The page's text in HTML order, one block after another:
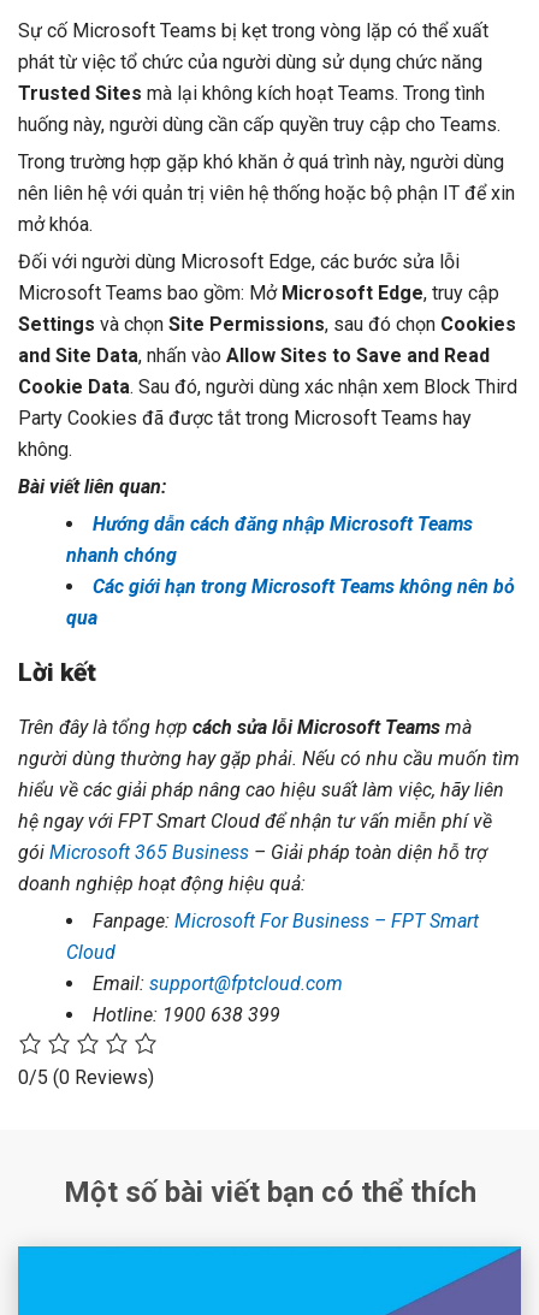
Sự cố Microsoft Teams bị kẹt trong vòng lặp có thể xuất
phát từ việc tổ chức của người dùng sử dụng chức năng
Trusted Sites mà lại không kích hoạt Teams. Trong tình
huống này, người dùng cần cấp quyền truy cập cho Teams.
Trong trường hợp gặp khó khăn ở quá trình này, người dùng
nên liên hệ với quản trị viên hệ thống hoặc bộ phận IT để xin
mở khóa.
Đối với người dùng Microsoft Edge, các bước sửa lỗi
Microsoft Teams bao gồm: Mở Microsoft Edge, truy cập
Settings và chọn Site Permissions, sau đó chọn Cookies
and Site Data, nhấn vào Allow Sites to Save and Read
Cookie Data. Sau đó, người dùng xác nhận xem Block Third
Party Cookies đã được tắt trong Microsoft Teams hay
không.
Bài viết liên quan:
Hướng dẫn cách đăng nhập Microsoft Teams
nhanh chóng
Các giới hạn trong Microsoft Teams không nên bỏ
qua
Lời kết
Trên đây là tổng hợp cách sửa lỗi Microsoft Teams mà
người dùng thường hay gặp phải. Nếu có nhu cầu muốn tìm
hiểu về các giải pháp nâng cao hiệu suất làm việc, hãy liên
hệ ngay với FPT Smart Cloud để nhận tư vấn miễn phí về
gói Microsoft 365 Business – Giải pháp toàn diện hỗ trợ
doanh nghiệp hoạt động hiệu quả:
Fanpage: Microsoft For Business – FPT Smart
Cloud
Email: support@fptcloud.com
Hotline: 1900 638 399
0/5 (0 Reviews)
Một số bài viết bạn có thể thích